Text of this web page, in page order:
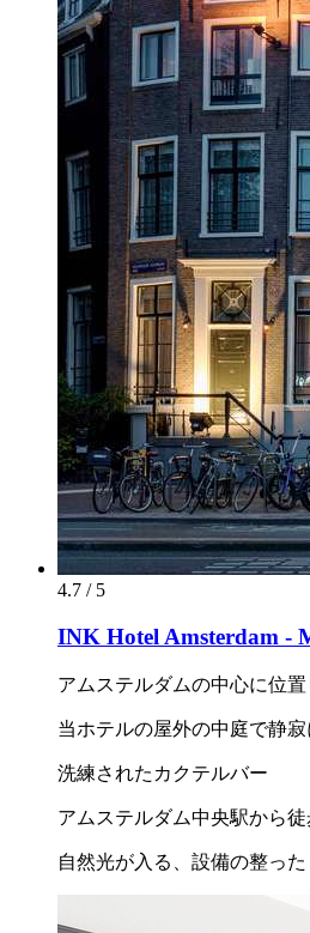
4.7 / 5
INK Hotel Amsterdam -
アムステルダムの中心に位
当ホテルの屋外の中庭で静
洗練されたカクテルバー
アムステルダム中央駅から徒
自然光が入る、設備の整っ